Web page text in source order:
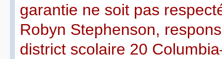
garantie ne soit pas
Robyn Stephenson,
district scolaire 20